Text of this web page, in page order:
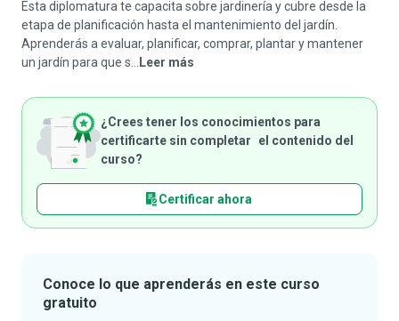
Esta diplomatura te capacita sobre jardinería y cubre desde la
etapa de planificación hasta el mantenimiento del jardín.
Aprenderás a evaluar, planificar, comprar, plantar y mantener
un jardín para que s...
Leer más
¿Crees tener los conocimientos para
certificarte sin completar el contenido del
curso?
Certificar ahora
Conoce lo que aprenderás en este curso
gratuito